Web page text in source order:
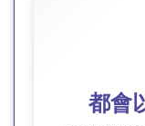
都會